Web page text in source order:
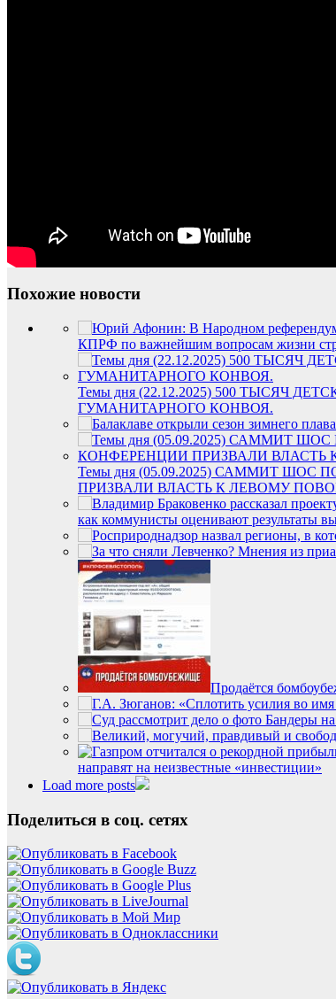
Похожие новости
КПРФ по важнейшим вопросам жизни
Темы дня (22.12.2025) 500 ТЫСЯЧ
ГУМАНИТАРНОГО КОНВОЯ.
Темы дня (05.09.2025) САММИТ
ПРИЗВАЛИ ВЛАСТЬ К ЛЕВОМУ
как коммунисты оценивают результаты
Продаётся
направят на неизвестные «инвестиции»
Load more posts
Поделиться в соц. сетях